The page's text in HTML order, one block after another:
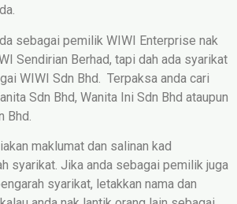
sebagai pemilik WIWI Enterprise nak
Sendirian Berhad, tapi dah ada syarikat
WIWI Sdn Bhd. Terpaksa anda cari
Sdn Bhd, Wanita Ini Sdn Bhd ataupun
Bhd.
maklumat dan salinan kad
syarikat. Jika anda sebagai pemilik juga
syarikat, letakkan nama dan